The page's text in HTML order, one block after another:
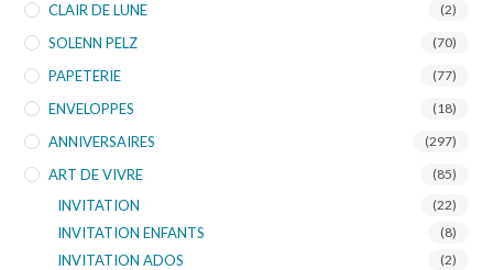
CLAIR DE LUNE (2)
SOLENN PELZ (70)
PAPETERIE (77)
ENVELOPPES (18)
ANNIVERSAIRES (297)
ART DE VIVRE (85)
INVITATION (22)
INVITATION ENFANTS (8)
INVITATION ADOS (2)